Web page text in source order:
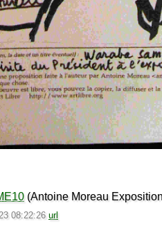
(Antoine Moreau
08:22:26 url